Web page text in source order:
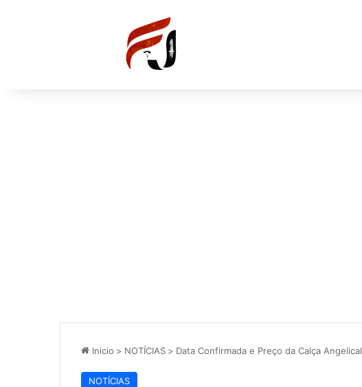
Inicio > NOTÍCIAS > Data Confirmada e Preço da Calça Angelical
NOTÍCIAS